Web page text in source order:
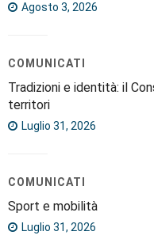
Agosto 3, 2026
COMUNICATI
Tradizioni e identità: il
territori
Luglio 31, 2026
COMUNICATI
Sport e mobilità
Luglio 31, 2026